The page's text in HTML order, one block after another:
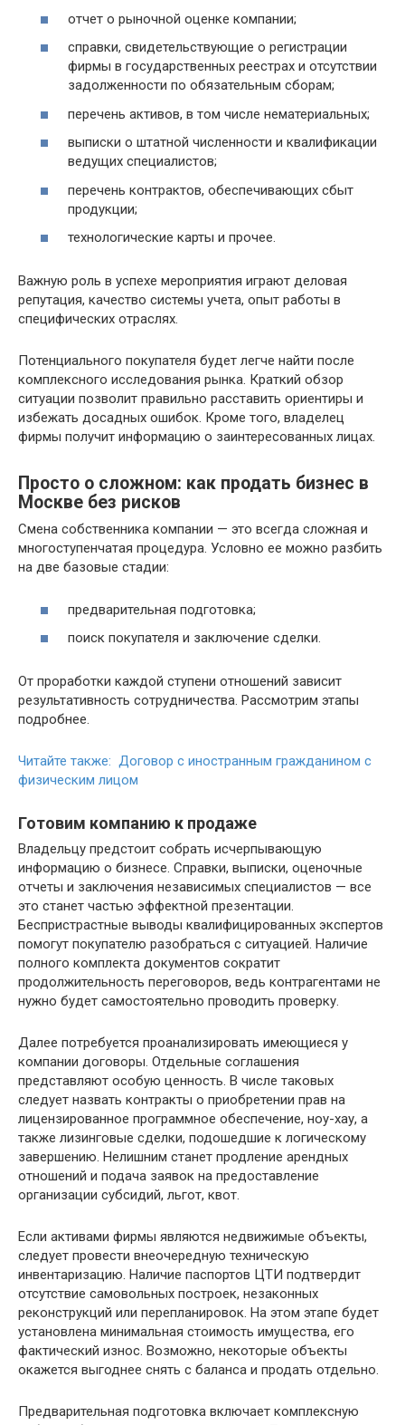
отчет о рыночной оценке компании;
справки, свидетельствующие о регистрации
фирмы в государственных реестрах и отсутствии
задолженности по обязательным сборам;
перечень активов, в том числе нематериальных;
выписки о штатной численности и квалификации
ведущих специалистов;
перечень контрактов, обеспечивающих сбыт
продукции;
технологические карты и прочее.
Важную роль в успехе мероприятия играют деловая
репутация, качество системы учета, опыт работы в
специфических отраслях.
Потенциального покупателя будет легче найти после
комплексного исследования рынка. Краткий обзор
ситуации позволит правильно расставить ориентиры и
избежать досадных ошибок. Кроме того, владелец
фирмы получит информацию о заинтересованных лицах.
Просто о сложном: как продать бизнес в
Москве без рисков
Смена собственника компании — это всегда сложная и
многоступенчатая процедура. Условно ее можно разбить
на две базовые стадии:
предварительная подготовка;
поиск покупателя и заключение сделки.
От проработки каждой ступени отношений зависит
результативность сотрудничества. Рассмотрим этапы
подробнее.
Читайте также: Договор с иностранным гражданином с
физическим лицом
Готовим компанию к продаже
Владельцу предстоит собрать исчерпывающую
информацию о бизнесе. Справки, выписки, оценочные
отчеты и заключения независимых специалистов — все
это станет частью эффектной презентации.
Беспристрастные выводы квалифицированных экспертов
помогут покупателю разобраться с ситуацией. Наличие
полного комплекта документов сократит
продолжительность переговоров, ведь контрагентами не
нужно будет самостоятельно проводить проверку.
Далее потребуется проанализировать имеющиеся у
компании договоры. Отдельные соглашения
представляют особую ценность. В числе таковых
следует назвать контракты о приобретении прав на
лицензированное программное обеспечение, ноу-хау, а
также лизинговые сделки, подошедшие к логическому
завершению. Нелишним станет продление арендных
отношений и подача заявок на предоставление
организации субсидий, льгот, квот.
Если активами фирмы являются недвижимые объекты,
следует провести внеочередную техническую
инвентаризацию. Наличие паспортов ЦТИ подтвердит
отсутствие самовольных построек, незаконных
реконструкций или перепланировок. На этом этапе будет
установлена минимальная стоимость имущества, его
фактический износ. Возможно, некоторые объекты
окажется выгоднее снять с баланса и продать отдельно.
Предварительная подготовка включает комплексную